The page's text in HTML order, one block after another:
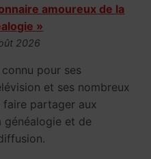
amoureux de la
»
2026
pour ses
et ses nombreux
partager aux
généalogie et de